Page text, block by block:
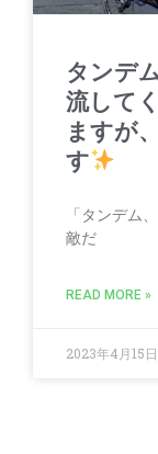
タンデ
流して
ますが
す
「タンデム
敵だ
READ MORE »
2023年4月15日